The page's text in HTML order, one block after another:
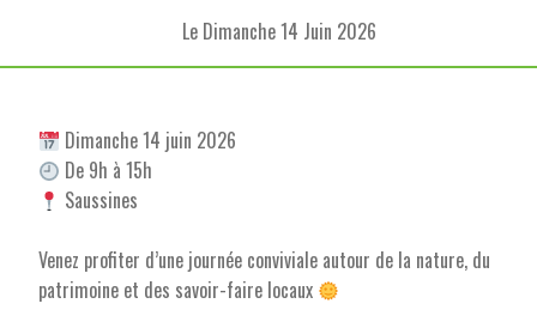
Le Dimanche 14 Juin 2026
Dimanche 14 juin 2026
De 9h à 15h
Saussines
Venez profiter d’une journée conviviale autour de la nature, du
patrimoine et des savoir-faire locaux